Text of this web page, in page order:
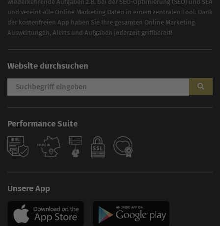
wiederkehrende Aufgaben z.B. bei der SEO-Optimierung (SEO) und SEA
und vereint alle Online Marketing Daten in einem zentralen Tool. Dank
der kostenfreien App haben Sie Ihre gesamten Online Marketing
Auswertungen, Alerts und Aufgaben jederzeit griffbereit!
Website durchsuchen
Performance Suite
Unsere App